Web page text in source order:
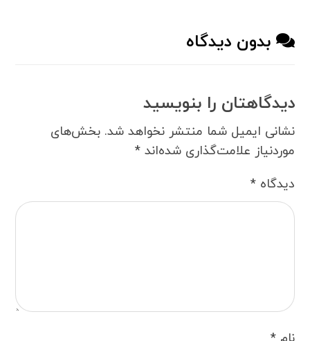
بدون دیدگاه
دیدگاهتان را بنویسید
نشانی ایمیل شما منتشر نخواهد شد. بخش‌های
موردنیاز علامت‌گذاری شده‌اند*
دیدگاه*